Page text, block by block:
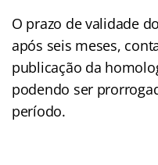
O prazo de validade
após seis meses,
publicação da
podendo ser
período.